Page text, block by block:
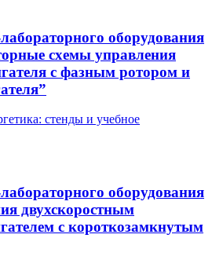
оборудования
схемы управления
с фазным ротором и
стенды и учебное
оборудования
двухскоростным
с короткозамкнутым